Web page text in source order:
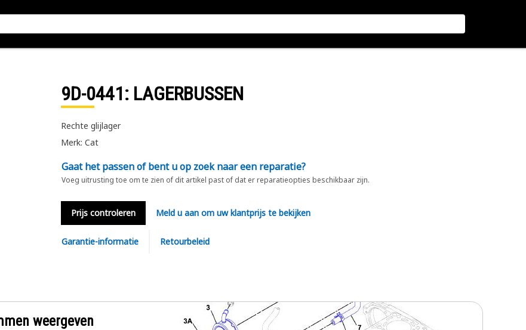
9D-0441: LAGERBUSSEN
Rechte glijlager
Merk: Cat
Gaat het passen of bent u op zoek naar een reparatie?
Voeg uitrusting toe om te zien of dit artikel past of dat er reparatieopties beschikbaar zijn.
Prijs controleren Meld u aan om uw klantprijs te bekijken
Garantie-informatie Retourbeleid
weergeven